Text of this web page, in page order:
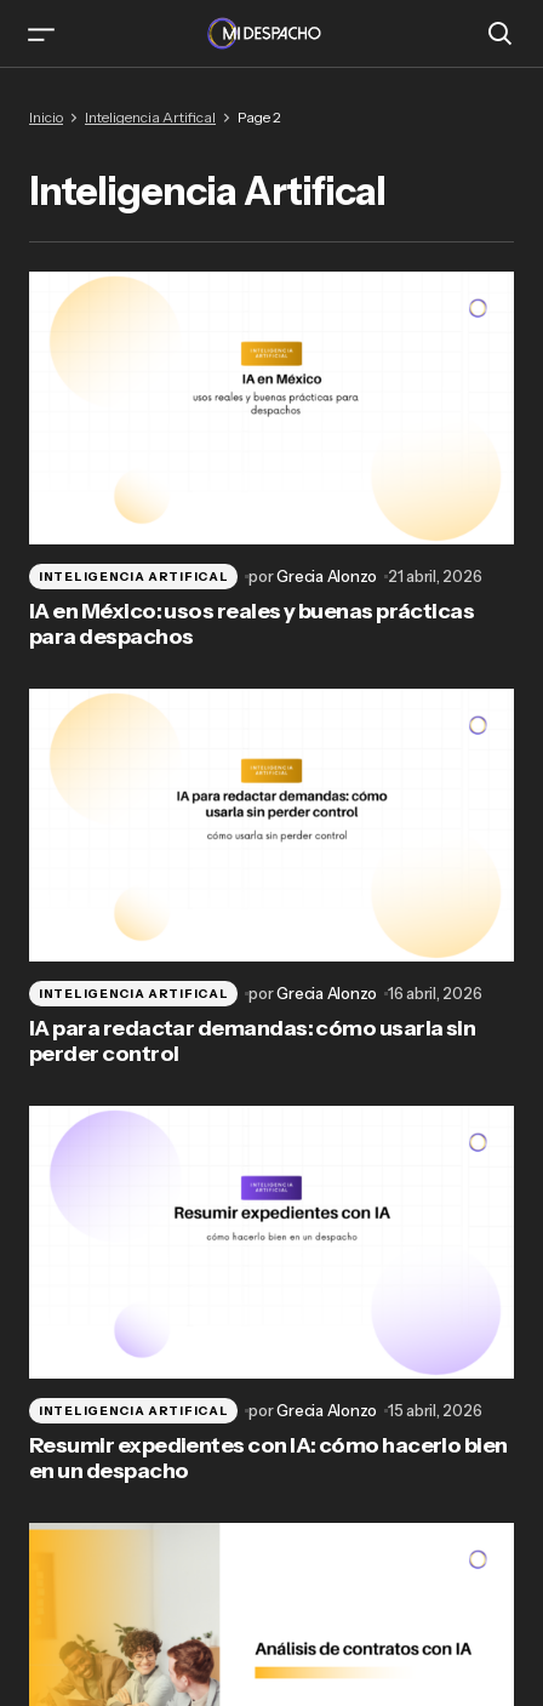
Inicio Inteligencia Artifical Page 2
Inteligencia Artifical
INTELIGENCIA ARTIFICAL porGrecia Alonzo 21 abril, 2026
IA en México: usos reales y buenas prácticas
para despachos
INTELIGENCIA ARTIFICAL porGrecia Alonzo 16 abril, 2026
IA para redactar demandas: cómo usarla sin
perder control
INTELIGENCIA ARTIFICAL porGrecia Alonzo 15 abril, 2026
Resumir expedientes con IA: cómo hacerlo bien
en un despacho